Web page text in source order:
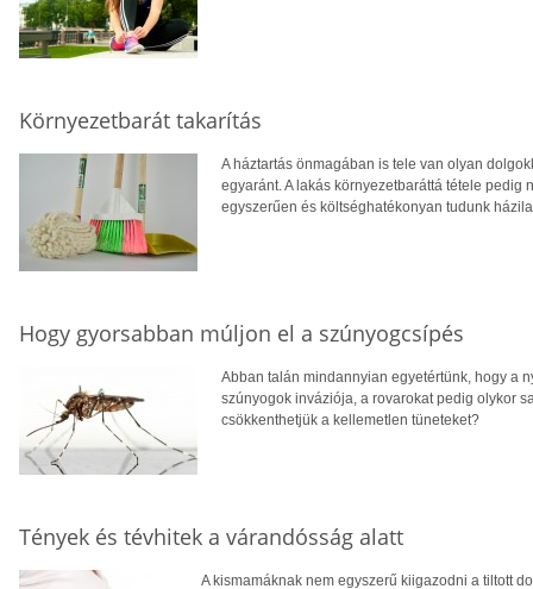
Környezetbarát takarítás
A háztartás önmagában is tele van olyan
egyaránt. A lakás környezetbaráttá tétele
egyszerűen és költséghatékonyan tudunk
Hogy gyorsabban múljon el a szúnyogcsípés
Abban talán mindannyian egyetértünk, hogy a
szúnyogok inváziója, a rovarokat pedig olykor
csökkenthetjük a kellemetlen tüneteket?
Tények és tévhitek a várandósság alatt
A kismamáknak nem egyszerű kiigazodni a tiltott